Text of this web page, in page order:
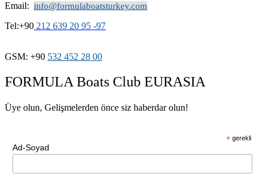
Email: info@formulaboatsturkey.com
Tel:+90 212 639 20 95 -97
GSM: +90 532 452 28 00
FORMULA Boats Club EURASIA
Üye olun, Gelişmelerden önce siz haberdar olun!
* gerekli
Ad-Soyad